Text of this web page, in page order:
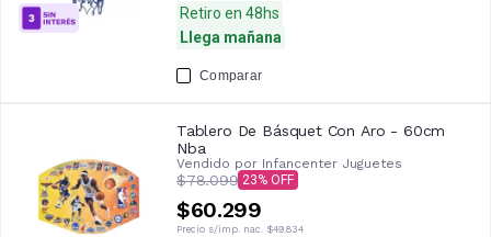
Retiro en 48hs
Llega mañana
Comparar
Tablero De Básquet Con Aro - 60cm
Nba
Vendido por Infancenter Juguetes
$78.099 23
$60.299
Precio s/imp. nac. $49.834